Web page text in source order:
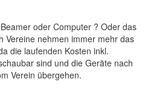
oder Computer ? Oder das
Vereine nehmen immer mehr das
die laufenden Kosten inkl.
sind und die Geräte nach
Verein übergehen.